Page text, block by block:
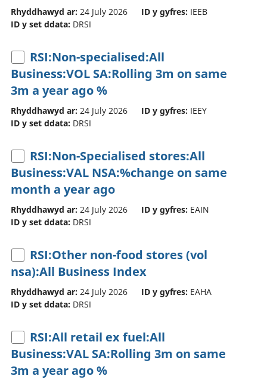
Rhyddhawyd ar: 24 July 2026 ID y gyfres: IEEB
ID y set ddata: DRSI
RSI:Non-specialised:All
Business:VOL SA:Rolling 3m on same
3m a year ago %
Rhyddhawyd ar: 24 July 2026 ID y gyfres: IEEY
ID y set ddata: DRSI
RSI:Non-Specialised stores:All
Business:VAL NSA:%change on same
month a year ago
Rhyddhawyd ar: 24 July 2026 ID y gyfres: EAIN
ID y set ddata: DRSI
RSI:Other non-food stores (vol
nsa):All Business Index
Rhyddhawyd ar: 24 July 2026 ID y gyfres: EAHA
ID y set ddata: DRSI
RSI:All retail ex fuel:All
Business:VAL SA:Rolling 3m on same
3m a year ago %